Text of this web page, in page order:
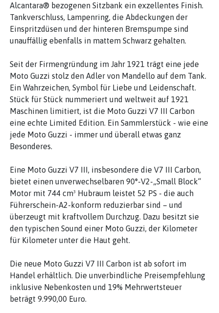
Alcantara® bezogenen Sitzbank ein exzellentes Finish.
Tankverschluss, Lampenring, die Abdeckungen der
Einspritzdüsen und der hinteren Bremspumpe sind
unauffällig ebenfalls in mattem Schwarz gehalten.
Seit der Firmengründung im Jahr 1921 trägt eine jede
Moto Guzzi stolz den Adler von Mandello auf dem Tank.
Ein Wahrzeichen, Symbol für Liebe und Leidenschaft.
Stück für Stück nummeriert und weltweit auf 1921
Maschinen limitiert, ist die Moto Guzzi V7 III Carbon
eine echte Limited Edition. Ein Sammlerstück - wie eine
jede Moto Guzzi - immer und überall etwas ganz
Besonderes.
Eine Moto Guzzi V7 III, insbesondere die V7 III Carbon,
bietet einen unverwechselbaren 90°-V2-„Small Block“
Motor mit 744 cm³ Hubraum leistet 52 PS - die auch
Führerschein-A2-konform reduzierbar sind – und
überzeugt mit kraftvollem Durchzug. Dazu besitzt sie
den typischen Sound einer Moto Guzzi, der Kilometer
für Kilometer unter die Haut geht.
Die neue Moto Guzzi V7 III Carbon ist ab sofort im
Handel erhältlich. Die unverbindliche Preisempfehlung
inklusive Nebenkosten und 19% Mehrwertsteuer
beträgt 9.990,00 Euro.